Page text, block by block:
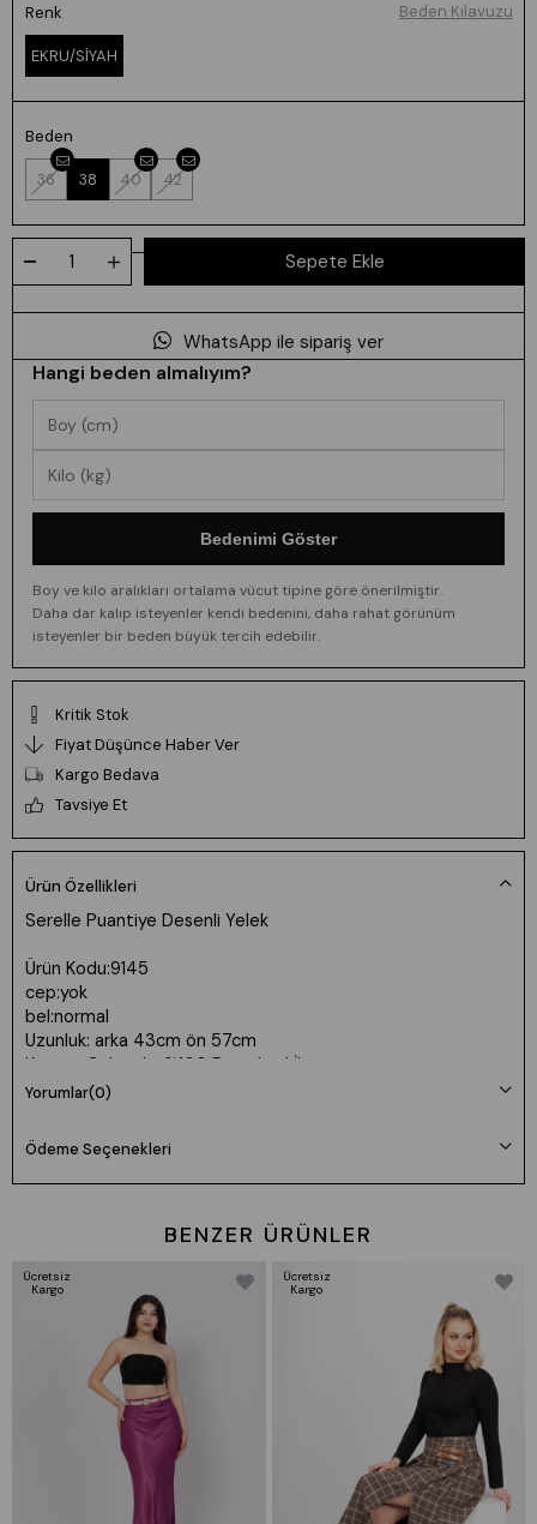
Renk
EKRU/SİYAH
Beden
36 38 40 42
Beden Kılavuzu
WhatsApp ile sipariş ver
Hangi beden almalıyım?
Bedenimi Göster
Boy ve kilo aralıkları ortalama vücut tipine göre önerilmiştir.
Daha dar kalıp isteyenler kendi bedenini, daha rahat görünüm
isteyenler bir beden büyük tercih edebilir.
Kritik Stok
Fiyat Düşünce Haber Ver
Kargo Bedava
Tavsiye Et
Ürün Özellikleri
Serelle Puantiye Desenli Yelek
Ürün Kodu:9145
cep:yok
bel:normal
Uzunluk: arka 43cm ön 57cm
Kumaş: Gabardin %100 Pamuk - Lİkrasız
Boy: 165cm Kilo:55 Göğüs: 85cm Bel: 65cm Basen: 94cm
👉Prova Ürün Bilgileri:
Prova ürün bedeni: S/36
🌸Beden seçimi vücut tipine göre değişiklik gösterebilir.
Daha rahat kalıp isteyenler bir beden büyük tercih edebilir.
Ürün Beden Ölçü Bilgileri:
36/S Beden Göğüs: 83/90 Bel:67/74 Basen:91/98
38/M Beden Göğüs: 90/97 Bel:74/81 Basen:98/105
40/L Beden Göğüs: 97/104 Bel:81/88 Basen:105/112
42/XL Beden Göğüs: 104/114 Bel:88/98 Basen:112/120
44/XXL Beden Göğüs: 114/124 Bel:98/108 Basen:120/128
Yorumlar(0)
Ödeme Seçenekleri
BENZER ÜRÜNLER
Ücretsiz
Kargo
Ücretsiz
Kargo